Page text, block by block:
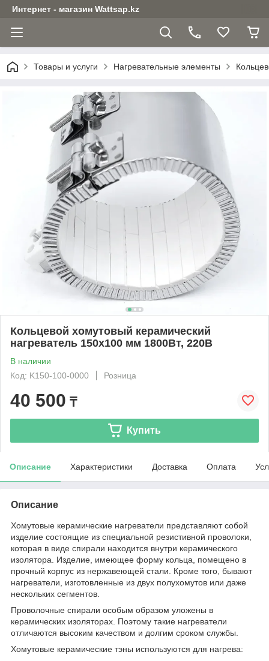
Интернет - магазин Wattsap.kz
Товары и услуги Нагревательные элементы
Кольцевой хомутовый керамический
нагреватель 150x100 мм 1800Вт, 220В
В наличии
Код: K150-100-0000
Розница
40 500 ₸
Купить
Описание Характеристики Доставка Оплата
Описание
Хомутовые керамические нагреватели представляют собой
изделие состоящие из специальной резистивной проволоки,
которая в виде спирали находится внутри керамического
изолятора. Изделие, имеющее форму кольца, помещено в
прочный корпус из нержавеющей стали. Кроме того, бывают
нагреватели, изготовленные из двух полухомутов или даже
нескольких сегментов.
Проволочные спирали особым образом уложены в
керамических изоляторах. Поэтому такие нагреватели
отличаются высоким качеством и долгим сроком службы.
Хомутовые керамические тэны используются для нагрева: